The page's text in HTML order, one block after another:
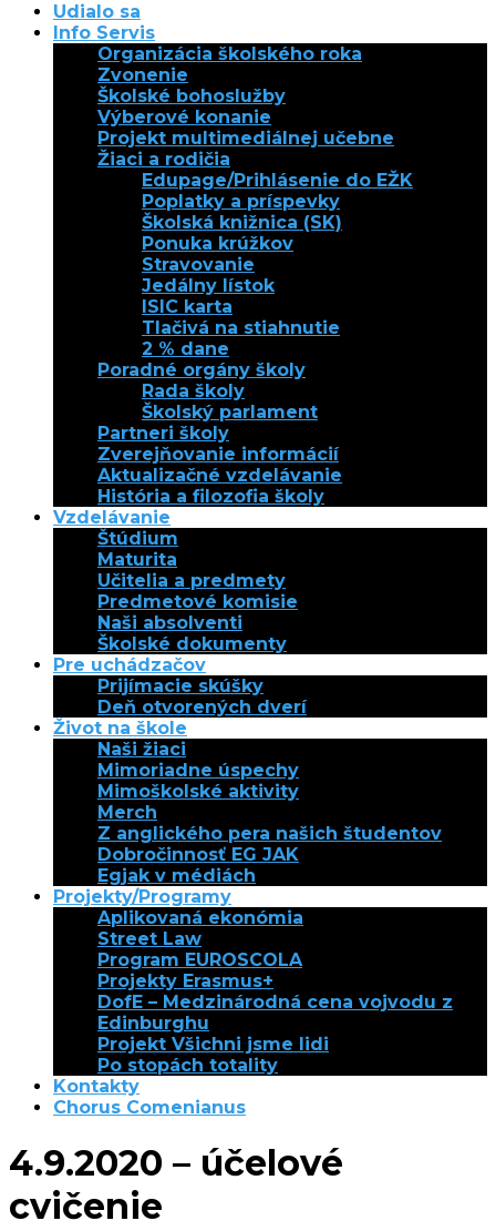
Udialo sa
Info Servis
Organizácia školského roka
Zvonenie
Školské bohoslužby
Výberové konanie
Projekt multimediálnej učebne
Žiaci a rodičia
Edupage/Prihlásenie do EŽK
Poplatky a príspevky
Školská knižnica (SK)
Ponuka krúžkov
Stravovanie
Jedálny lístok
ISIC karta
Tlačivá na stiahnutie
2 % dane
Poradné orgány školy
Rada školy
Školský parlament
Partneri školy
Zverejňovanie informácií
Aktualizačné vzdelávanie
História a filozofia školy
Vzdelávanie
Štúdium
Maturita
Učitelia a predmety
Predmetové komisie
Naši absolventi
Školské dokumenty
Pre uchádzačov
Prijímacie skúšky
Deň otvorených dverí
Život na škole
Naši žiaci
Mimoriadne úspechy
Mimoškolské aktivity
Merch
Z anglického pera našich študentov
Dobročinnosť EG JAK
Egjak v médiách
Projekty/Programy
Aplikovaná ekonómia
Street Law
Program EUROSCOLA
Projekty Erasmus+
DofE – Medzinárodná cena vojvodu z
Edinburghu
Projekt Všichni jsme lidi
Po stopách totality
Kontakty
Chorus Comenianus
4.9.2020 – účelové
cvičenie